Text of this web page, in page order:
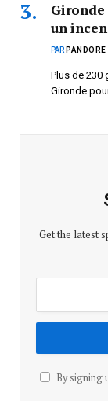
Gironde
un
PAR PANDORE
Plus de 230
Gironde
Get the latest
By signing